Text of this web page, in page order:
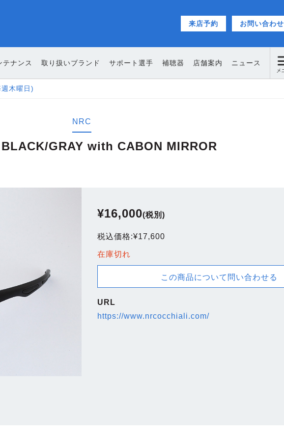
来店予約 お問い合わせ
テナンス 取り扱いブランド サポート選手 補聴器 店舗案内 ニュース
NRC
GRAY with CABON MIRROR
¥16,000(税別)
税込価格:¥17,600
在庫切れ
この商品について問い合わせる
URL
https://www.nrcocchiali.com/